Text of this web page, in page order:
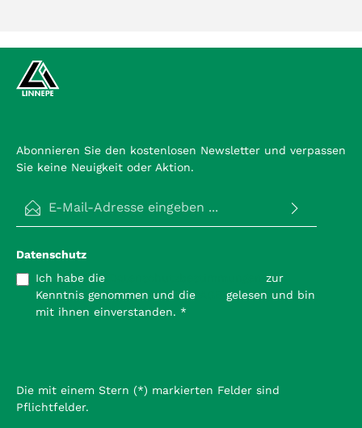
Abonnieren Sie den kostenlosen Newsletter und verpassen
Sie keine Neuigkeit oder Aktion.
Datenschutz
Ich habe die
zur
Kenntnis genommen und die
gelesen und bin
mit ihnen einverstanden. *
Die mit einem Stern (*) markierten Felder sind
Pflichtfelder.